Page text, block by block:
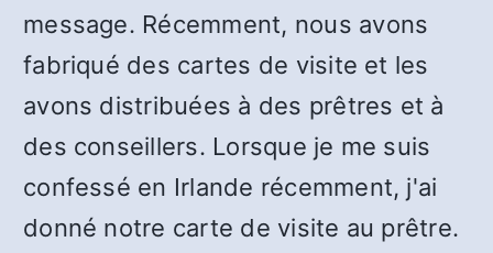
message. Récemment, nous avons
fabriqué des cartes de visite et les
avons distribuées à des prêtres et à
des conseillers. Lorsque je me suis
confessé en Irlande récemment, j'ai
donné notre carte de visite au prêtre.